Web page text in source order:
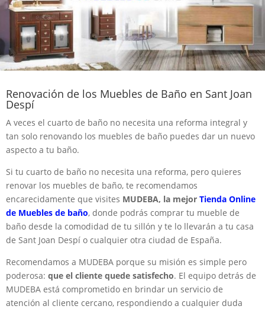
Renovación de los Muebles de Baño en Sant Joan
Despí
A veces el cuarto de baño no necesita una reforma integral y
tan solo renovando los muebles de baño puedes dar un nuevo
aspecto a tu baño.
Si tu cuarto de baño no necesita una reforma, pero quieres
renovar los muebles de baño, te recomendamos
encarecidamente que visites MUDEBA, la mejor Tienda Online
de Muebles de baño, donde podrás comprar tu mueble de
baño desde la comodidad de tu sillón y te lo llevarán a tu casa
de Sant Joan Despí o cualquier otra ciudad de España.
Recomendamos a MUDEBA porque su misión es simple pero
poderosa: que el cliente quede satisfecho. El equipo detrás de
MUDEBA está comprometido en brindar un servicio de
atención al cliente cercano, respondiendo a cualquier duda